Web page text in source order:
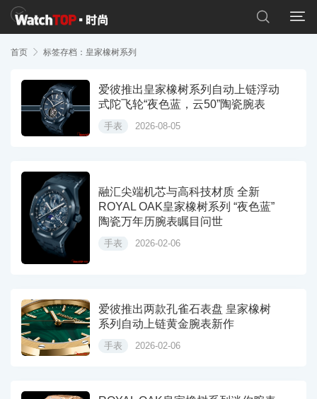


首页  标签存档：皇家橡树系列
爱彼推出皇家橡树系列自动上链浮动
式陀飞轮“夜色蓝，云50”陶瓷腕表
手表 2026-08-05
融汇尖端机芯与高科技材质 全新
ROYAL OAK皇家橡树系列 “夜色蓝”
陶瓷万年历腕表瞩目问世
手表 2026-02-06
爱彼推出两款孔雀石表盘 皇家橡树
系列自动上链黄金腕表新作
手表 2026-02-06